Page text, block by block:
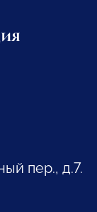
пер., д.7.